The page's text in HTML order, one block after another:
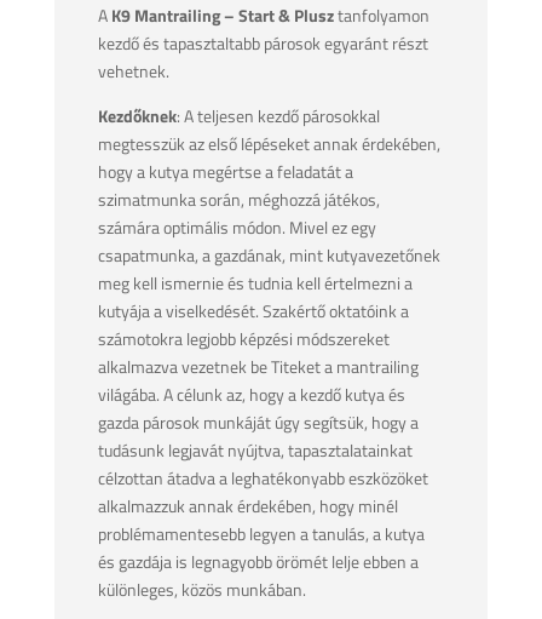
AK9 Mantrailing – Start & Plusztanfolyamon
kezdő és tapasztaltabb párosok egyaránt részt
vehetnek.
Kezdőknek: A teljesen kezdő párosokkal
megtesszük az első lépéseket annak érdekében,
hogy a kutya megértse a feladatát a
szimatmunka során, méghozzá játékos,
számára optimális módon. Mivel ez egy
csapatmunka, a gazdának, mint kutyavezetőnek
meg kell ismernie és tudnia kell értelmezni a
kutyája a viselkedését. Szakértő oktatóink a
számotokra legjobb képzési módszereket
alkalmazva vezetnek be Titeket a mantrailing
világába. A célunk az, hogy a kezdő kutya és
gazda párosok munkáját úgy segítsük, hogy a
tudásunk legjavát nyújtva, tapasztalatainkat
célzottan átadva a leghatékonyabb eszközöket
alkalmazzuk annak érdekében, hogy minél
problémamentesebb legyen a tanulás, a kutya
és gazdája is legnagyobb örömét lelje ebben a
különleges, közös munkában.